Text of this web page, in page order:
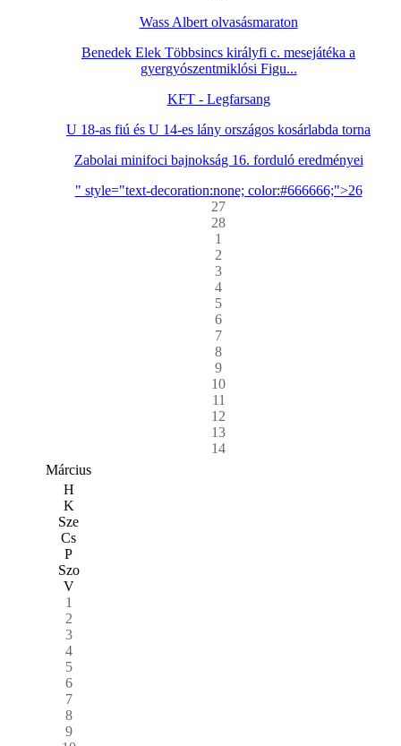
Wass Albert olvasásmaraton
Benedek Elek Többsincs királyfi c. mesejátéka a
gyergyószentmiklósi Figu...
KFT - Legfarsang
U 18-as fiú és U 14-es lány országos kosárlabda torna
Zabolai minifoci bajnokság 16. forduló eredményei
" style="text-decoration:none; color:#666666;">26
27
28
1
2
3
4
5
6
7
8
9
10
11
12
13
14
Március
H
K
Sze
Cs
P
Szo
V
1
2
3
4
5
6
7
8
9